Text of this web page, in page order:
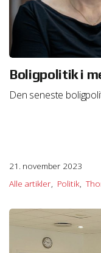
Boligpolitik i
Den seneste
21. november 2023
Alle artikler
Politik